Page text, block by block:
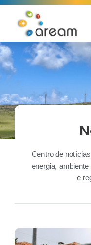
Centro de
energia,
e